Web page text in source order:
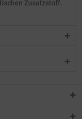
Zusatzstoff.